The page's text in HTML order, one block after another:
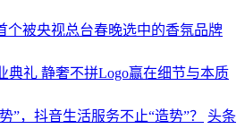
个被央视总台春晚选中的香氛品牌
典礼 静奢不拼Logo赢在细节与本质
”，抖音生活服务不止“造势”？
头条